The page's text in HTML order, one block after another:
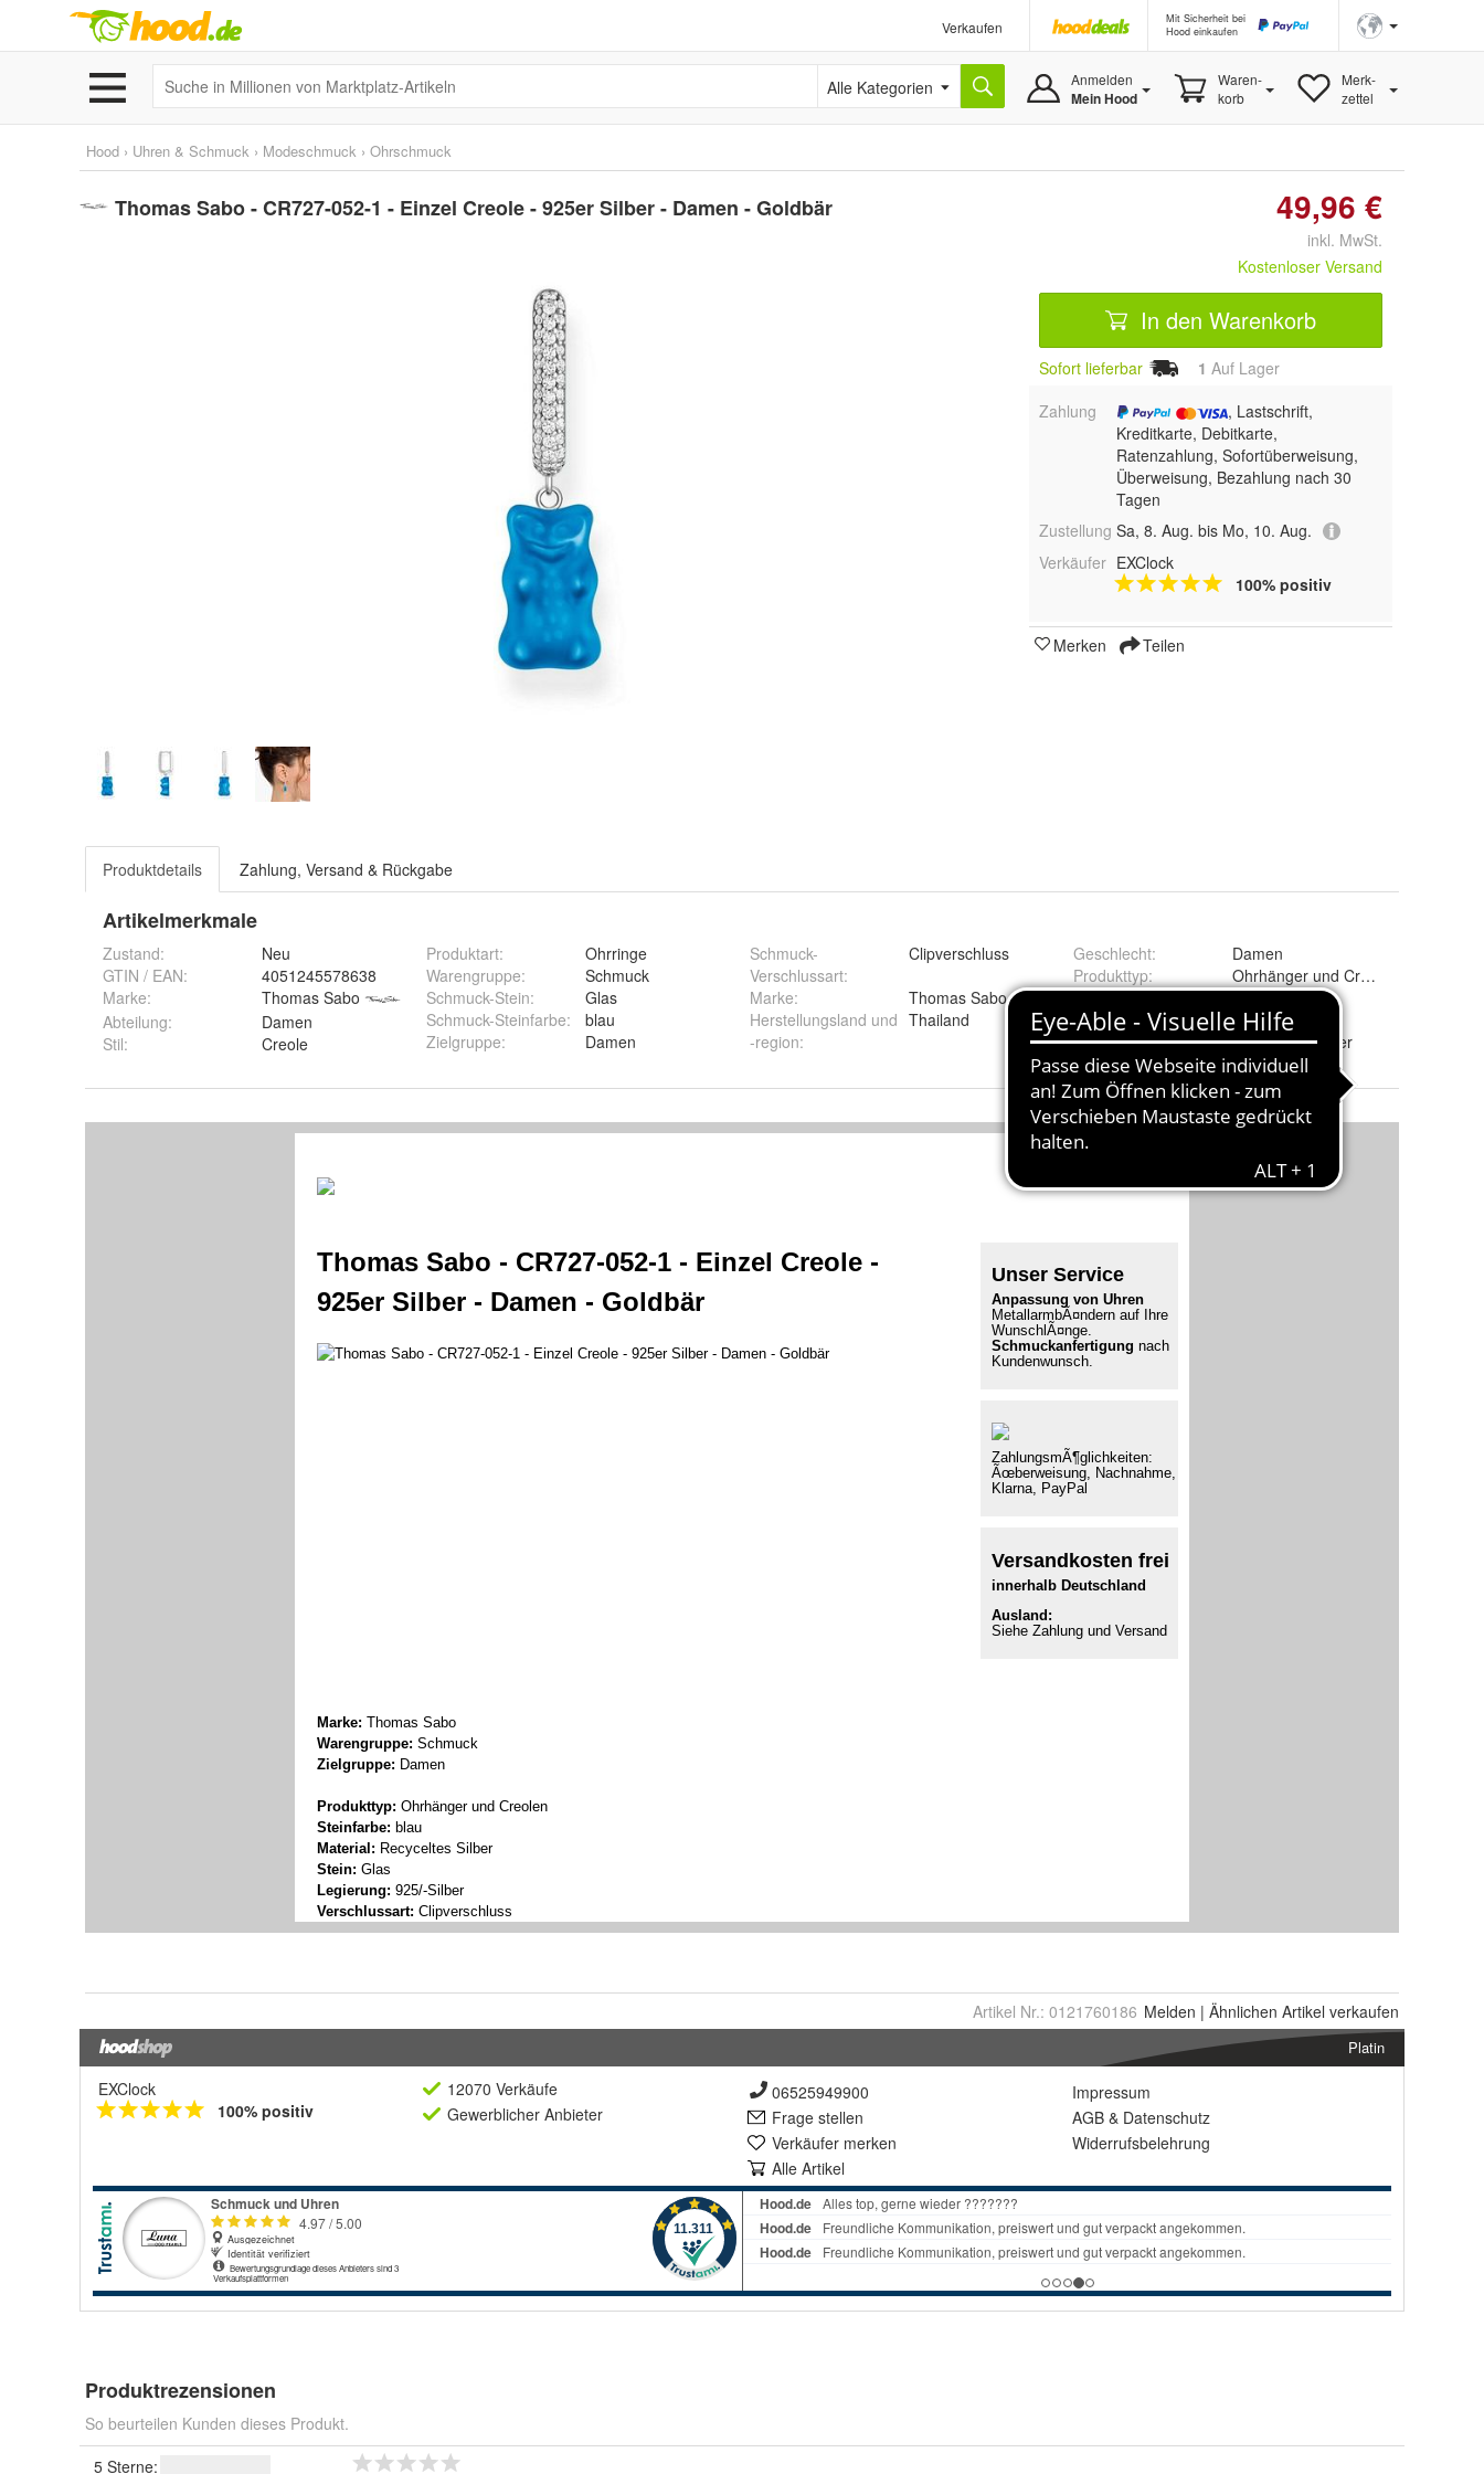
Verkaufen
Mit Sicherheit bei
Hood einkaufen
Alle Kategorien Anmelden
Mein Hood
Waren-
korb
Merk-
zettel
Hood › Uhren & Schmuck › Modeschmuck › Ohrschmuck
Thomas Sabo - CR727-052-1 - Einzel Creole - 925er Silber - Damen - Goldbär 49,96 €
inkl. MwSt.
Kostenloser Versand
In den Warenkorb
Sofort lieferbar 1 Auf Lager
Zahlung
, Lastschrift,
Kreditkarte, Debitkarte,
Ratenzahlung, Sofortüberweisung,
Überweisung, Bezahlung nach 30
Tagen
Zustellung Sa, 8. Aug. bis Mo, 10. Aug.
Verkäufer EXClock
100% positiv
Merken Teilen
Produktdetails Zahlung, Versand & Rückgabe
Artikelmerkmale
Zustand:
Neu
GTIN / EAN:
4051245578638
Marke:
Thomas Sabo
Abteilung:
Damen
Stil: Creole
Produktart:
Ohrringe
Warengruppe:
Schmuck
Schmuck-Stein:
Glas
Schmuck-Steinfarbe:
blau
Zielgruppe: Damen
Schmuck-
Verschlussart:
Clipverschluss
Marke:
Thomas Sabo
Herstellungsland und
-region:
Thailand
Geschlecht:
Damen
Produkttyp:
Ohrhänger und Creolen
Rabatt:
50 %
Schmuck-Legierung
925/-Silber
Schmuck-Material: Recyceltes Silber
Artikel Nr.: 0121760186 Melden | Ähnlichen Artikel verkaufen
Platin
EXClock
100% positiv
12070 Verkäufe
Gewerblicher Anbieter
06525949900
Frage stellen
Verkäufer merken
Alle Artikel
Impressum
AGB & Datenschutz
Widerrufsbelehrung
Produktrezensionen
So beurteilen Kunden dieses Produkt.
5 Sterne: